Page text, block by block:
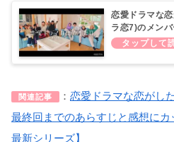
恋愛ドラマな
ラ恋7)のメン
のプロフィー
関連記事 ： 恋愛ドラマな恋がし
最終回までのあらすじと感想に
最新シリーズ】